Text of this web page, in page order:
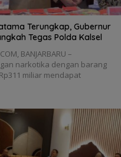
Terungkap, Gubernur
Tegas Polda Kalsel
BANJARBARU –
narkotika dengan barang
miliar mendapat